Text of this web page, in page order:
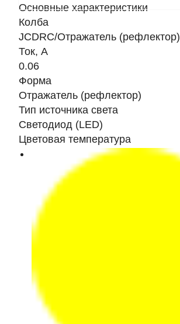
Основные характеристики
Колба
JCDRC/Отражатель (рефлектор)
Ток, A
0.06
Форма
Отражатель (рефлектор)
Тип источника света
Светодиод (LED)
Цветовая температура